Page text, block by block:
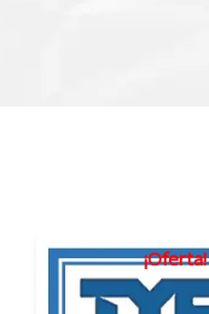
¡Oferta!